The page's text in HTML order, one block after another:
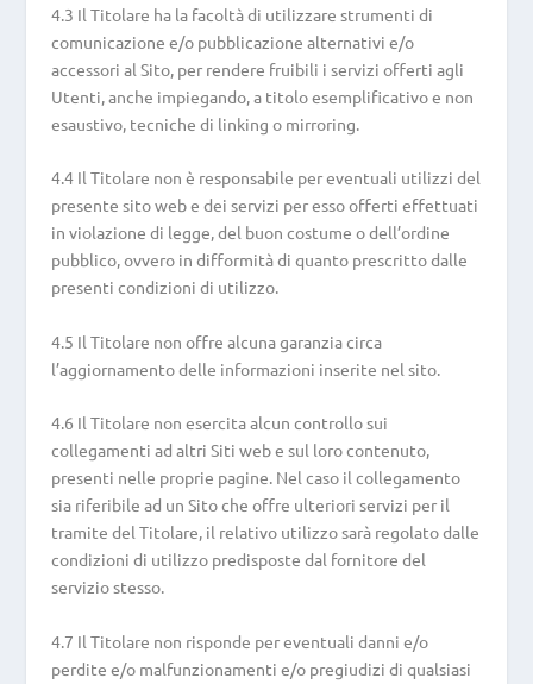
4.3 Il Titolare ha la facoltà di utilizzare strumenti di
comunicazione e/o pubblicazione alternativi e/o
accessori al Sito, per rendere fruibili i servizi offerti agli
Utenti, anche impiegando, a titolo esemplificativo e non
esaustivo, tecniche di linking o mirroring.
4.4 Il Titolare non è responsabile per eventuali utilizzi del
presente sito web e dei servizi per esso offerti effettuati
in violazione di legge, del buon costume o dell’ordine
pubblico, ovvero in difformità di quanto prescritto dalle
presenti condizioni di utilizzo.
4.5 Il Titolare non offre alcuna garanzia circa
l’aggiornamento delle informazioni inserite nel sito.
4.6 Il Titolare non esercita alcun controllo sui
collegamenti ad altri Siti web e sul loro contenuto,
presenti nelle proprie pagine. Nel caso il collegamento
sia riferibile ad un Sito che offre ulteriori servizi per il
tramite del Titolare, il relativo utilizzo sarà regolato dalle
condizioni di utilizzo predisposte dal fornitore del
servizio stesso.
4.7 Il Titolare non risponde per eventuali danni e/o
perdite e/o malfunzionamenti e/o pregiudizi di qualsiasi